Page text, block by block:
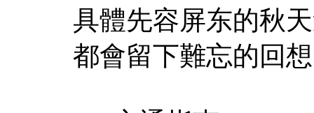
具體先容屏东的秋
都會留下難忘的回